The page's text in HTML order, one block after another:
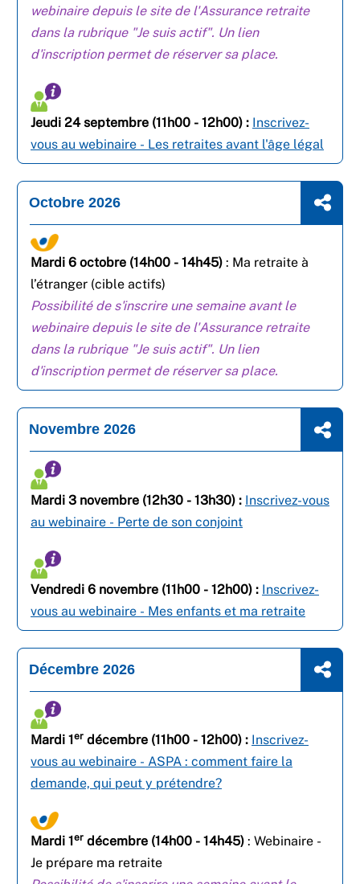
webinaire depuis le site de l'Assurance retraite
dans la rubrique "Je suis actif". Un lien
d'inscription permet de réserver sa place.
Jeudi 24 septembre (11h00 - 12h00) : Inscrivez-
vous au webinaire - Les retraites avant l'âge légal
Octobre 2026
Mardi 6 octobre (14h00 - 14h45) : Ma retraite à
l’étranger (cible actifs)
Possibilité de s'inscrire une semaine avant le
webinaire depuis le site de l'Assurance retraite
dans la rubrique "Je suis actif". Un lien
d'inscription permet de réserver sa place.
Novembre 2026
Mardi 3 novembre (12h30 - 13h30) : Inscrivez-vous
au webinaire - Perte de son conjoint
Vendredi 6 novembre (11h00 - 12h00) : Inscrivez-
vous au webinaire - Mes enfants et ma retraite
Décembre 2026
Mardi 1 er décembre (11h00 - 12h00) : Inscrivez-
vous au webinaire - ASPA : comment faire la
demande, qui peut y prétendre?
Mardi 1er décembre (14h00 - 14h45) : Webinaire -
Je prépare ma retraite